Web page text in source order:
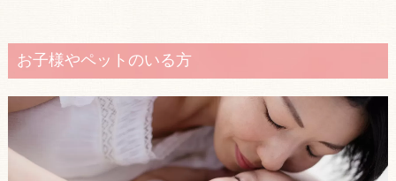
お子様やペットのいる方